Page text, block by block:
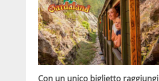
Con un unico biglietto raggiungi